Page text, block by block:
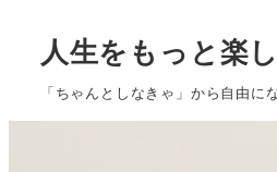
人生をもっと楽
「ちゃんとしなきゃ」から自由